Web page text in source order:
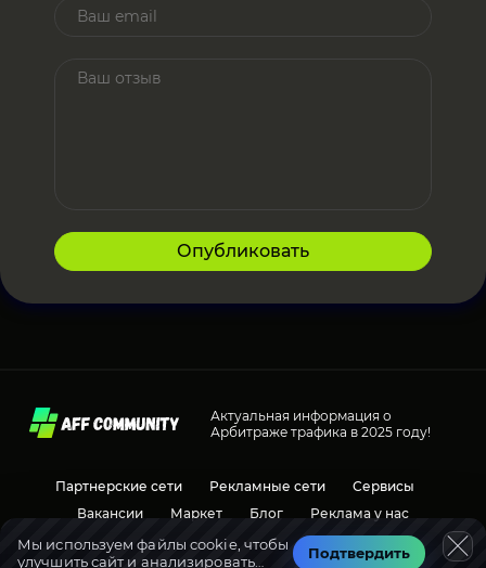
Опубликовать
Актуальная информация о
Арбитраже трафика в 2025 году!
Партнерские сети Рекламные сети
Сервисы
Вакансии
Маркет Блог Реклама у нас
Мы используем файлы cookie, чтобы
улучшить сайт и анализировать
Подтвердить